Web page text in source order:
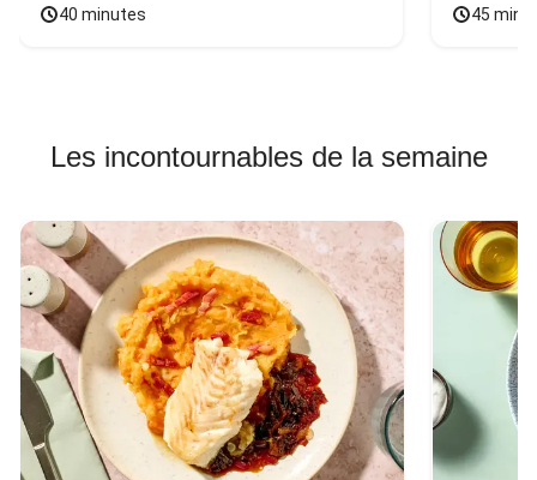
40 minutes 45
Les incontournables de la semaine